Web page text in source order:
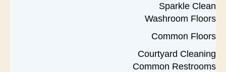
Sparkle Clean
Washroom Floors
Common Floors
Courtyard Cleaning
Common Restrooms